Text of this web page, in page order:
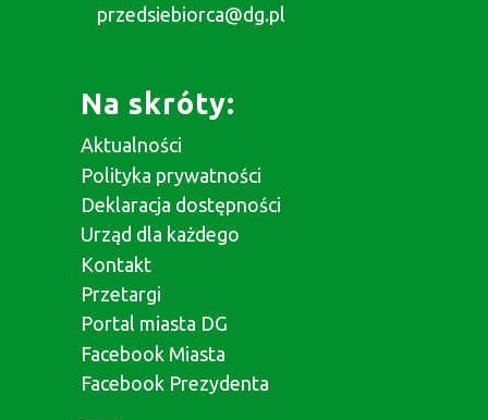
przedsiebiorca@dg.pl
Na skróty:
Aktualności
Polityka prywatności
Deklaracja dostępności
Urząd dla każdego
Kontakt
Przetargi
Portal miasta DG
Facebook Miasta
Facebook Prezydenta